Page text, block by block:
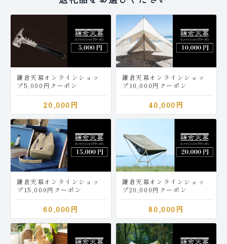
営業時間：平日10：00-17：00 ※土日祝日を除く
鎌倉天幕オンラインショッ
プ5,000円クーポン
20,000円
鎌倉天幕オンラインショッ
プ10,000円クーポン
40,000円
鎌倉天幕オンラインショッ
プ15,000円クーポン
60,000円
鎌倉天幕オンラインショッ
プ20,000円クーポン
80,000円